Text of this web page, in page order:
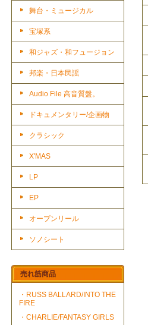
舞台・ミュージカル
宝塚系
和ジャズ・和フュージョン
邦楽・日本民謡
Audio File 高音質盤。
ドキュメンタリー/企画物
クラシック
X'MAS
LP
EP
オープンリール
ソノシート
売れ筋商品
・RUSS BALLARD/INTO THE
FIRE
・CHARLIE/FANTASY GIRLS